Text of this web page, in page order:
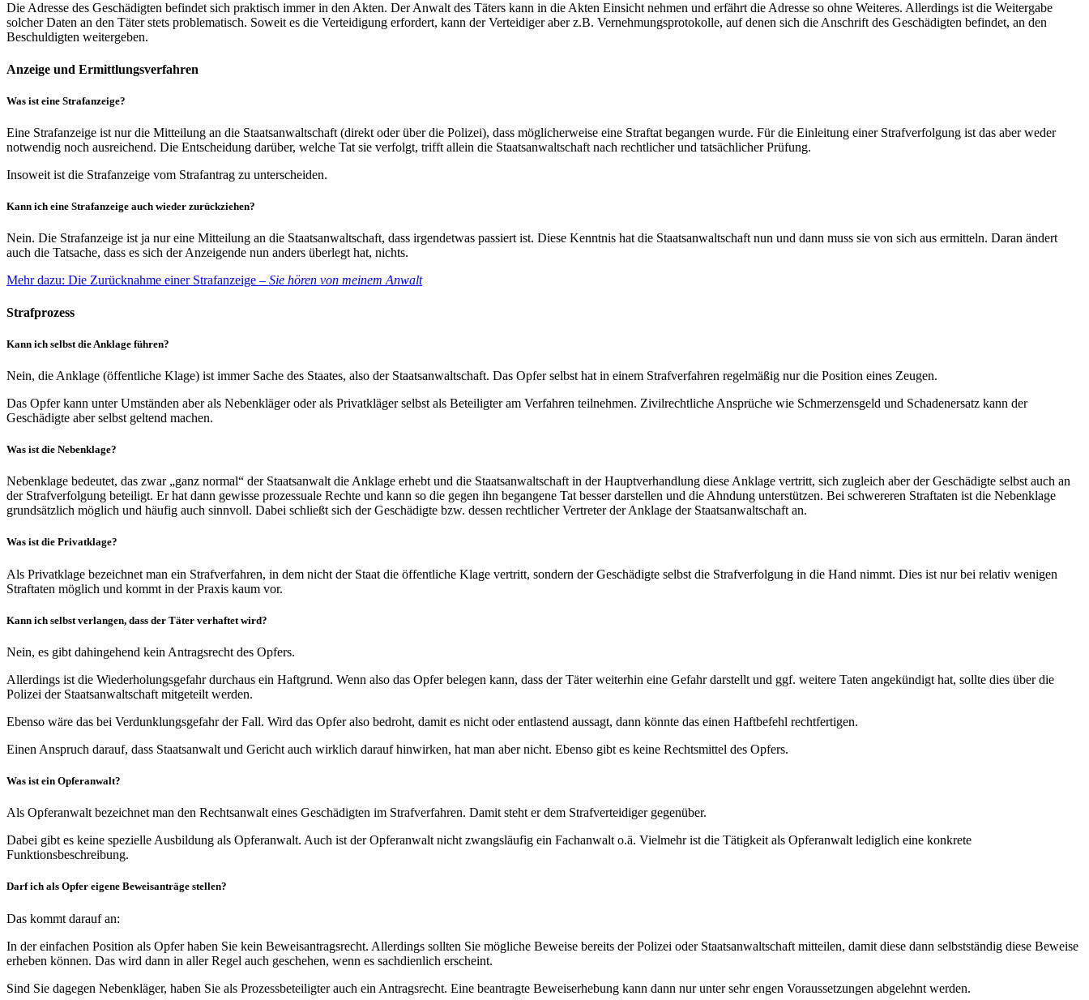
Die Adresse des Geschädigten befindet sich praktisch immer in den Akten. Der Anwalt des Täters kann in die Akten Einsicht nehmen und erfährt die Adresse so ohne Weiteres. Allerdings ist die Weitergabe
solcher Daten an den Täter stets problematisch. Soweit es die Verteidigung erfordert, kann der Verteidiger aber z.B. Vernehmungsprotokolle, auf denen sich die Anschrift des Geschädigten befindet, an den
Beschuldigten weitergeben.
Anzeige und Ermittlungsverfahren
Was ist eine Strafanzeige?
Eine Strafanzeige ist nur die Mitteilung an die Staatsanwaltschaft (direkt oder über die Polizei), dass möglicherweise eine Straftat begangen wurde. Für die Einleitung einer Strafverfolgung ist das aber weder
notwendig noch ausreichend. Die Entscheidung darüber, welche Tat sie verfolgt, trifft allein die Staatsanwaltschaft nach rechtlicher und tatsächlicher Prüfung.
Insoweit ist die Strafanzeige vom Strafantrag zu unterscheiden.
Kann ich eine Strafanzeige auch wieder zurückziehen?
Nein. Die Strafanzeige ist ja nur eine Mitteilung an die Staatsanwaltschaft, dass irgendetwas passiert ist. Diese Kenntnis hat die Staatsanwaltschaft nun und dann muss sie von sich aus ermitteln. Daran ändert
auch die Tatsache, dass es sich der Anzeigende nun anders überlegt hat, nichts.
Mehr dazu: Die Zurücknahme einer Strafanzeige – Sie hören von meinem Anwalt
Strafprozess
Kann ich selbst die Anklage führen?
Nein, die Anklage (öffentliche Klage) ist immer Sache des Staates, also der Staatsanwaltschaft. Das Opfer selbst hat in einem Strafverfahren regelmäßig nur die Position eines Zeugen.
Das Opfer kann unter Umständen aber als Nebenkläger oder als Privatkläger selbst als Beteiligter am Verfahren teilnehmen. Zivilrechtliche Ansprüche wie Schmerzensgeld und Schadenersatz kann der
Geschädigte aber selbst geltend machen.
Was ist die Nebenklage?
Nebenklage bedeutet, das zwar „ganz normal“ der Staatsanwalt die Anklage erhebt und die Staatsanwaltschaft in der Hauptverhandlung diese Anklage vertritt, sich zugleich aber der Geschädigte selbst auch an
der Strafverfolgung beteiligt. Er hat dann gewisse prozessuale Rechte und kann so die gegen ihn begangene Tat besser darstellen und die Ahndung unterstützen. Bei schwereren Straftaten ist die Nebenklage
grundsätzlich möglich und häufig auch sinnvoll. Dabei schließt sich der Geschädigte bzw. dessen rechtlicher Vertreter der Anklage der Staatsanwaltschaft an.
Was ist die Privatklage?
Als Privatklage bezeichnet man ein Strafverfahren, in dem nicht der Staat die öffentliche Klage vertritt, sondern der Geschädigte selbst die Strafverfolgung in die Hand nimmt. Dies ist nur bei relativ wenigen
Straftaten möglich und kommt in der Praxis kaum vor.
Kann ich selbst verlangen, dass der Täter verhaftet wird?
Nein, es gibt dahingehend kein Antragsrecht des Opfers.
Allerdings ist die Wiederholungsgefahr durchaus ein Haftgrund. Wenn also das Opfer belegen kann, dass der Täter weiterhin eine Gefahr darstellt und ggf. weitere Taten angekündigt hat, sollte dies über die
Polizei der Staatsanwaltschaft mitgeteilt werden.
Ebenso wäre das bei Verdunklungsgefahr der Fall. Wird das Opfer also bedroht, damit es nicht oder entlastend aussagt, dann könnte das einen Haftbefehl rechtfertigen.
Einen Anspruch darauf, dass Staatsanwalt und Gericht auch wirklich darauf hinwirken, hat man aber nicht. Ebenso gibt es keine Rechtsmittel des Opfers.
Was ist ein Opferanwalt?
Als Opferanwalt bezeichnet man den Rechtsanwalt eines Geschädigten im Strafverfahren. Damit steht er dem Strafverteidiger gegenüber.
Dabei gibt es keine spezielle Ausbildung als Opferanwalt. Auch ist der Opferanwalt nicht zwangsläufig ein Fachanwalt o.ä. Vielmehr ist die Tätigkeit als Opferanwalt lediglich eine konkrete
Funktionsbeschreibung.
Darf ich als Opfer eigene Beweisanträge stellen?
Das kommt darauf an:
In der einfachen Position als Opfer haben Sie kein Beweisantragsrecht. Allerdings sollten Sie mögliche Beweise bereits der Polizei oder Staatsanwaltschaft mitteilen, damit diese dann selbstständig diese Beweise
erheben können. Das wird dann in aller Regel auch geschehen, wenn es sachdienlich erscheint.
Sind Sie dagegen Nebenkläger, haben Sie als Prozessbeteiligter auch ein Antragsrecht. Eine beantragte Beweiserhebung kann dann nur unter sehr engen Voraussetzungen abgelehnt werden.